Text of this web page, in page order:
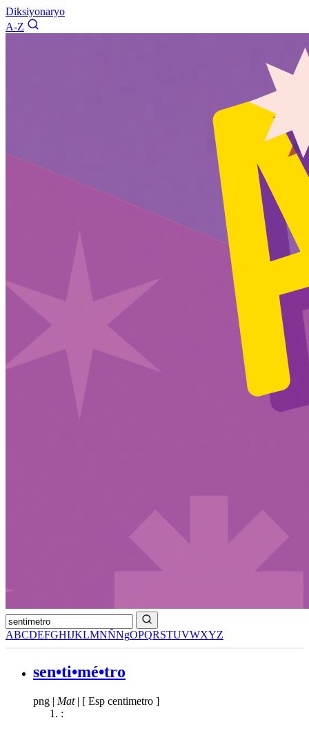
Diksiyonaryo
A-Z
ABCDEFGHIJKLMNÑNgOPQRSTUVWXYZ
sen•ti•mé•tro
png | Mat | [ Esp centimetro ]
: